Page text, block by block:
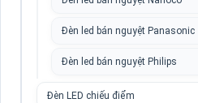
Đèn led bán nguyệt Panasonic
Đèn led bán nguyệt Philips
Đèn LED chiếu điểm